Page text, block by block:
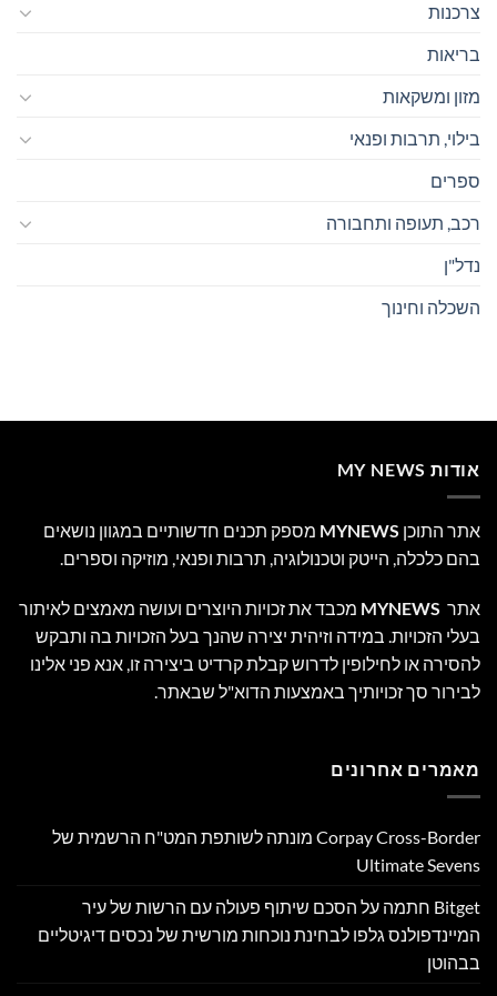
צרכנות
בריאות
מזון ומשקאות
בילוי, תרבות ופנאי
ספרים
רכב, תעופה ותחבורה
נדל"ן
השכלה וחינוך
אודות MY NEWS
אתר התוכן MYNEWS מספק תכנים חדשותיים במגוון נושאים
בהם כלכלה, הייטק וטכנולוגיה, תרבות ופנאי, מוזיקה וספרים.
אתר MYNEWS מכבד את זכויות היוצרים ועושה מאמצים לאיתור
בעלי הזכויות. במידה וזיהית יצירה שהנך בעל הזכויות בה ותבקש
להסירה או לחילופין לדרוש קבלת קרדיט ביצירה זו, אנא פני אלינו
לבירור סך זכויותיך באמצעות הדוא"ל שבאתר.
מאמרים אחרונים
Corpay Cross-Border מונתה לשותפת המט"ח הרשמית של
Ultimate Sevens
Bitget חתמה על הסכם שיתוף פעולה עם הרשות של עיר
המיינדפולנס גלפו לבחינת נוכחות מורשית של נכסים דיגיטליים
בבהוטן